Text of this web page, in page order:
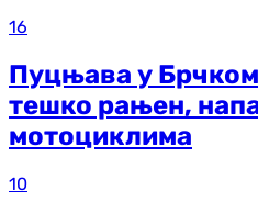
16
Пуцњава у
тешко рањен,
мотоциклима
10